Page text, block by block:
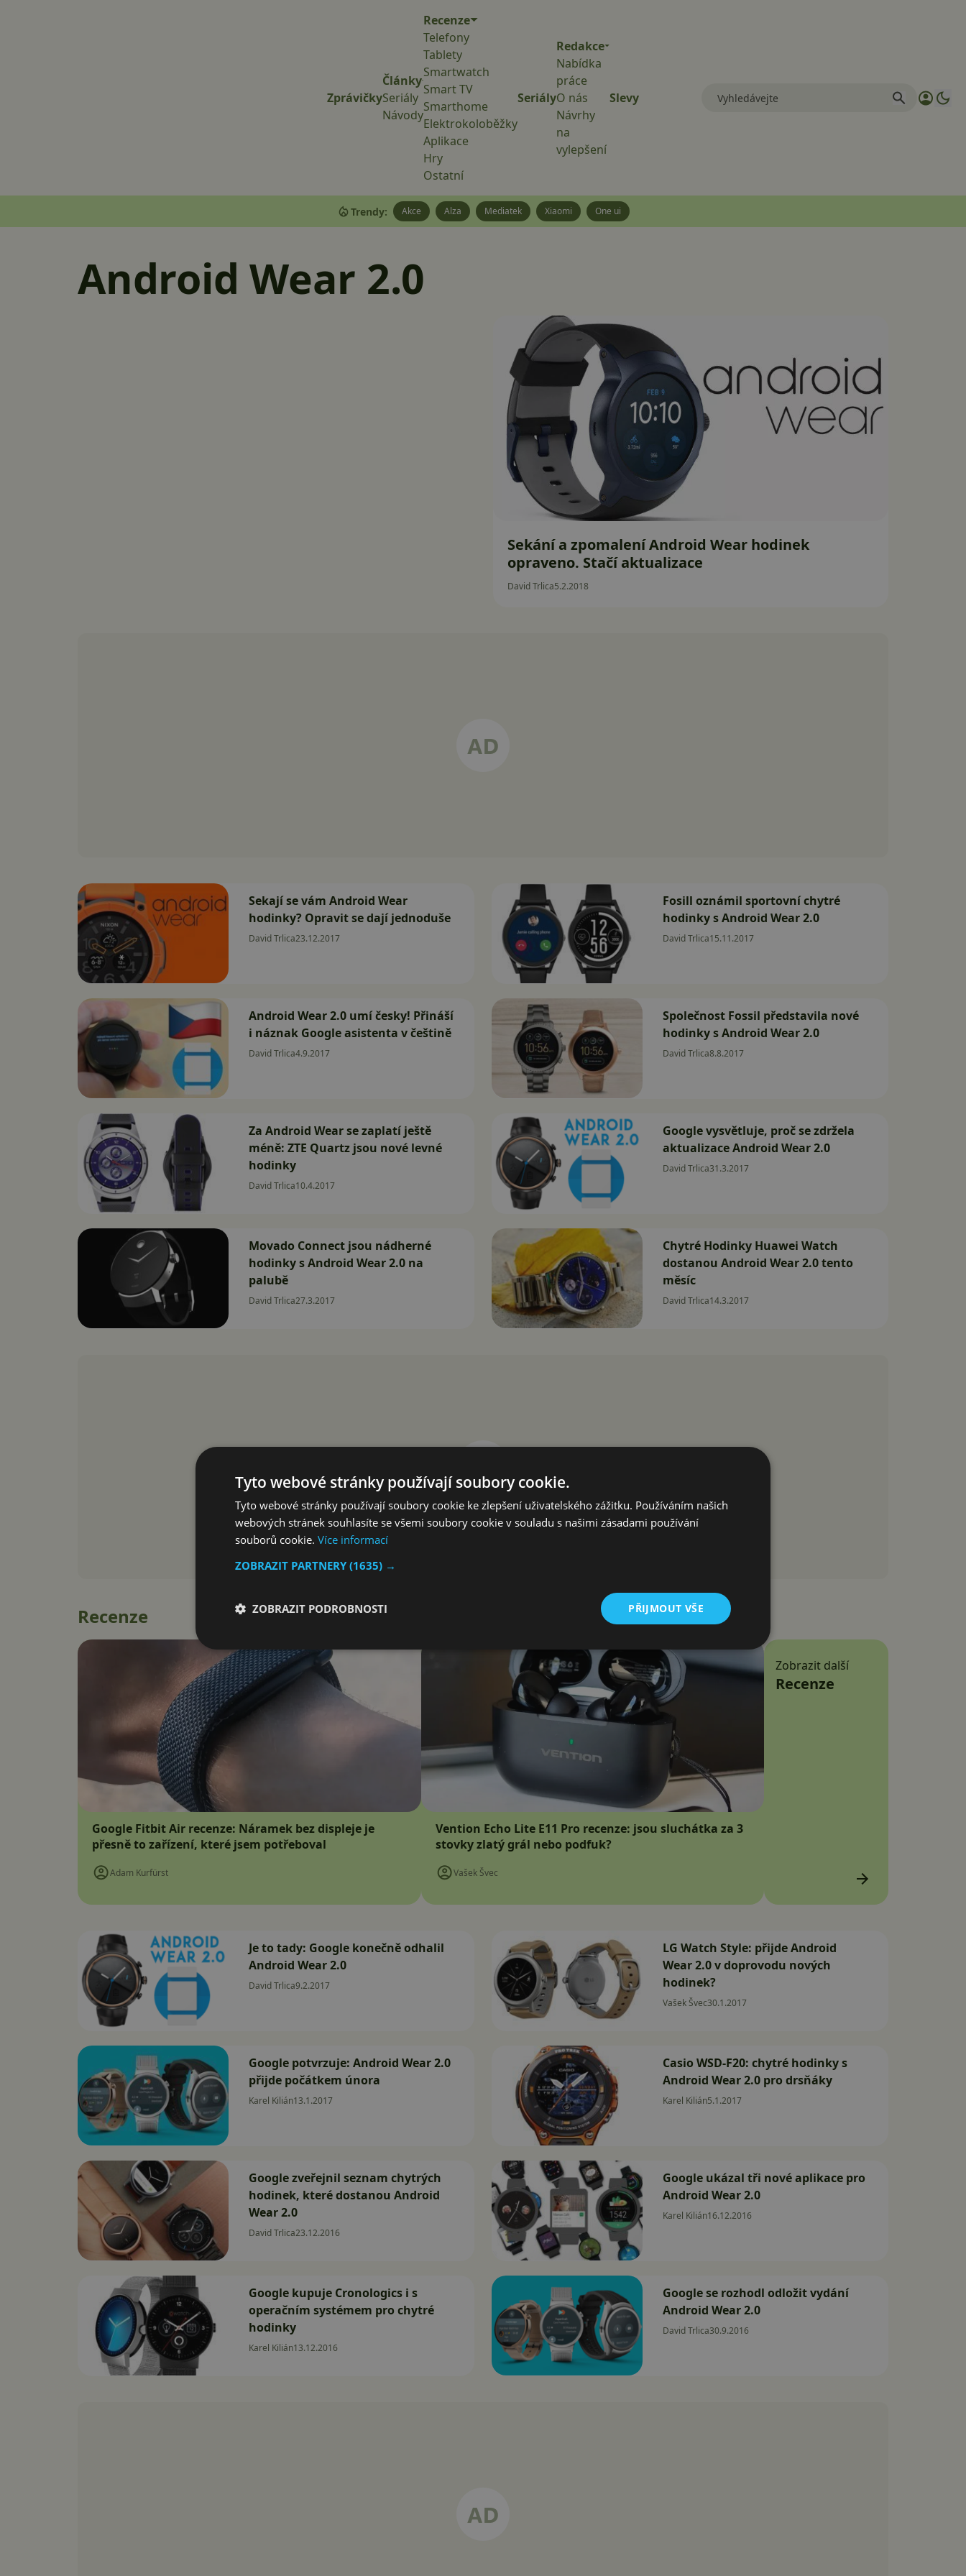
Zprávičky
Články
Seriály
Návody
Recenze
Telefony
Tablety
Smartwatch
Smart TV
Smarthome
Elektrokoloběžky
Aplikace
Hry
Ostatní
Seriály
Redakce
Nabídka
práce
O nás
Návrhy
na
vylepšení
Slevy
Trendy: Akce Alza Mediatek Xiaomi One ui
Android Wear 2.0
Sekání a zpomalení Android Wear hodinek
opraveno. Stačí aktualizace
David Trlica5.2.2018
Sekají se vám Android Wear
hodinky? Opravit se dají jednoduše
David Trlica23.12.2017
Fosill oznámil sportovní chytré
hodinky s Android Wear 2.0
David Trlica15.11.2017
Android Wear 2.0 umí česky! Přináší
i náznak Google asistenta v češtině
David Trlica4.9.2017
Společnost Fossil představila nové
hodinky s Android Wear 2.0
David Trlica8.8.2017
Za Android Wear se zaplatí ještě
méně: ZTE Quartz jsou nové levné
hodinky
David Trlica10.4.2017
Google vysvětluje, proč se zdržela
aktualizace Android Wear 2.0
David Trlica31.3.2017
Movado Connect jsou nádherné
hodinky s Android Wear 2.0 na
palubě
David Trlica27.3.2017
Chytré Hodinky Huawei Watch
dostanou Android Wear 2.0 tento
měsíc
David Trlica14.3.2017
Recenze
Google Fitbit Air recenze: Náramek bez displeje je
přesně to zařízení, které jsem potřeboval
Adam Kurfürst
Vention Echo Lite E11 Pro recenze: jsou sluchátka za 3
stovky zlatý grál nebo podfuk?
Vašek Švec
Zobrazit další
Recenze
Je to tady: Google konečně odhalil
Android Wear 2.0
David Trlica9.2.2017
LG Watch Style: přijde Android
Wear 2.0 v doprovodu nových
hodinek?
Vašek Švec30.1.2017
Google potvrzuje: Android Wear 2.0
přijde počátkem února
Karel Kilián13.1.2017
Casio WSD-F20: chytré hodinky s
Android Wear 2.0 pro drsňáky
Karel Kilián5.1.2017
Google zveřejnil seznam chytrých
hodinek, které dostanou Android
Wear 2.0
David Trlica23.12.2016
Google ukázal tři nové aplikace pro
Android Wear 2.0
Karel Kilián16.12.2016
Google kupuje Cronologics i s
operačním systémem pro chytré
hodinky
Karel Kilián13.12.2016
Google se rozhodl odložit vydání
Android Wear 2.0
David Trlica30.9.2016
Tyto webové stránky používají soubory cookie.
Tyto webové stránky používají soubory cookie ke zlepšení uživatelského zážitku. Používáním našich
webových stránek souhlasíte se všemi soubory cookie v souladu s našimi zásadami používání
souborů cookie. Více informací
ZOBRAZIT PARTNERY(1635) →
PŘIJMOUT VŠE
ZOBRAZIT PODROBNOSTI